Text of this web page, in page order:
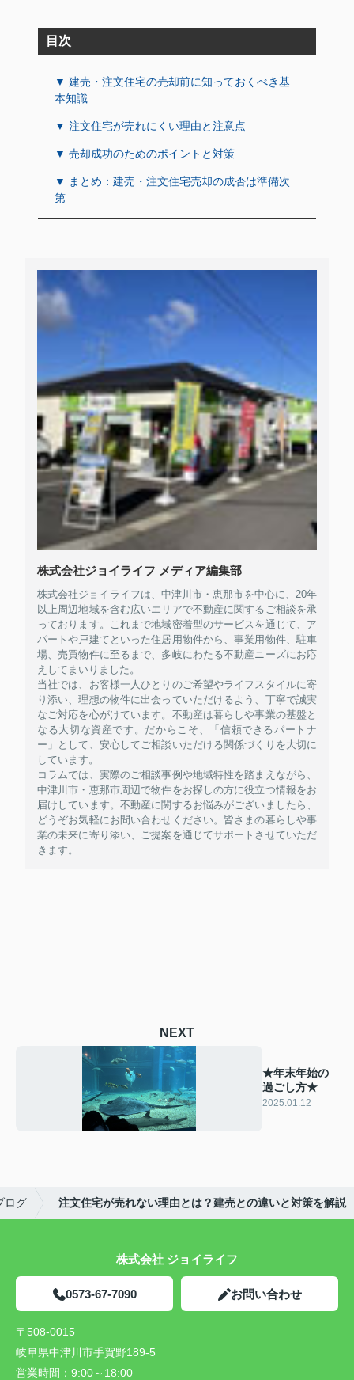
目次
▼ 建売・注文住宅の売却前に知っておくべき基
本知識
▼ 注文住宅が売れにくい理由と注意点
▼ 売却成功のためのポイントと対策
▼ まとめ：建売・注文住宅売却の成否は準備次
第
株式会社ジョイライフ メディア編集部
株式会社ジョイライフは、中津川市・恵那市を中心に、20年
以上周辺地域を含む広いエリアで不動産に関するご相談を承
っております。これまで地域密着型のサービスを通じて、ア
パートや戸建てといった住居用物件から、事業用物件、駐車
場、売買物件に至るまで、多岐にわたる不動産ニーズにお応
えしてまいりました。
当社では、お客様一人ひとりのご希望やライフスタイルに寄
り添い、理想の物件に出会っていただけるよう、丁寧で誠実
なご対応を心がけています。不動産は暮らしや事業の基盤と
なる大切な資産です。だからこそ、「信頼できるパートナ
ー」として、安心してご相談いただける関係づくりを大切に
しています。
コラムでは、実際のご相談事例や地域特性を踏まえながら、
中津川市・恵那市周辺で物件をお探しの方に役立つ情報をお
届けしています。不動産に関するお悩みがございましたら、
どうぞお気軽にお問い合わせください。皆さまの暮らしや事
業の未来に寄り添い、ご提案を通じてサポートさせていただ
きます。
NEXT
★年末年始の
過ごし方★
2025.01.12
ログ 注文住宅が売れない理由とは？建売との違いと対策を解説
株式会社 ジョイライフ
0573-67-7090 お問い合わせ
〒508-0015
岐阜県中津川市手賀野189-5
営業時間： 9:00～18:00